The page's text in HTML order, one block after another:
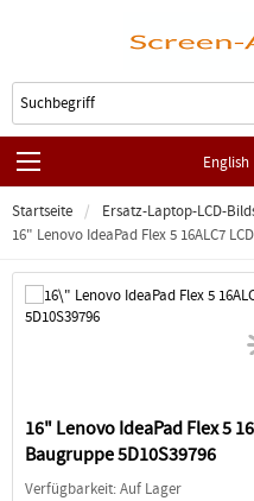
English
Startseite
Ersatz-Laptop-LCD-
16" Lenovo IdeaPad Flex 5 16ALC7
16" Lenovo IdeaPad Flex 5
Baugruppe 5D10S39796
Verfügbarkeit: Auf Lager